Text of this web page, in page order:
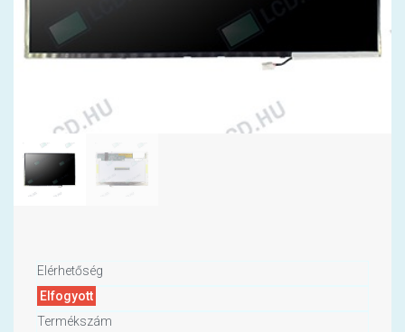
Elérhetőség
Elfogyott
Termékszám